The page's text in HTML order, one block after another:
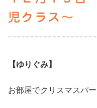
児クラス～
【ゆりぐみ】
お部屋でクリスマスパー